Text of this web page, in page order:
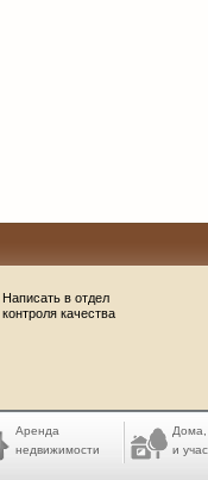
Написать в отдел
контроля качества
Аренда
недвижимости
Дома,
и